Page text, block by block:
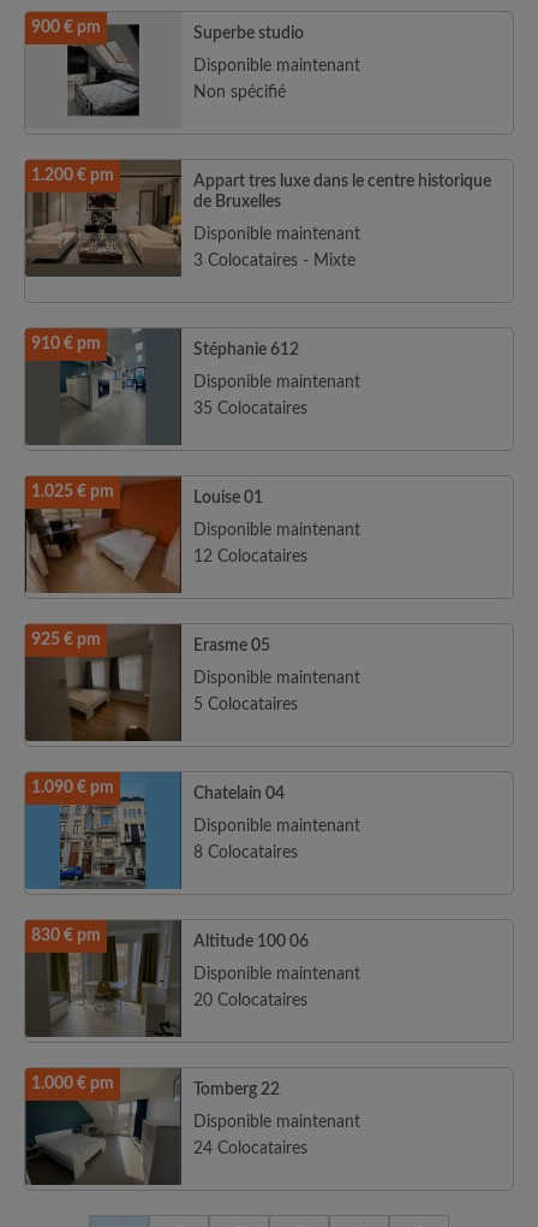
900 € pm
Superbe studio
Disponible maintenant
Non spécifié
1.200 € pm
Appart tres luxe dans le centre historique
de Bruxelles
Disponible maintenant
3 Colocataires - Mixte
910 € pm
Stéphanie 612
Disponible maintenant
35 Colocataires
1.025 € pm
Louise 01
Disponible maintenant
12 Colocataires
925 € pm
Erasme 05
Disponible maintenant
5 Colocataires
1.090 € pm
Chatelain 04
Disponible maintenant
8 Colocataires
830 € pm
Altitude 100 06
Disponible maintenant
20 Colocataires
1.000 € pm
Tomberg 22
Disponible maintenant
24 Colocataires